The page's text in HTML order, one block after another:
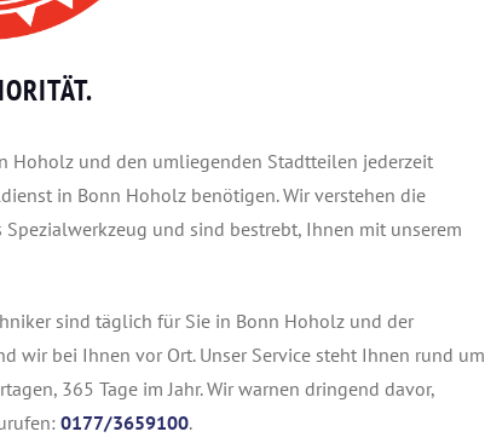
Hoholz und den umliegenden Stadtteilen jederzeit
in Bonn Hoholz benötigen. Wir verstehen die
und sind bestrebt, Ihnen mit unserem
sind täglich für Sie in Bonn Hoholz und der
wir bei Ihnen vor Ort. Unser Service steht Ihnen rund um
365 Tage im Jahr. Wir warnen dringend davor,
0177/3659100.